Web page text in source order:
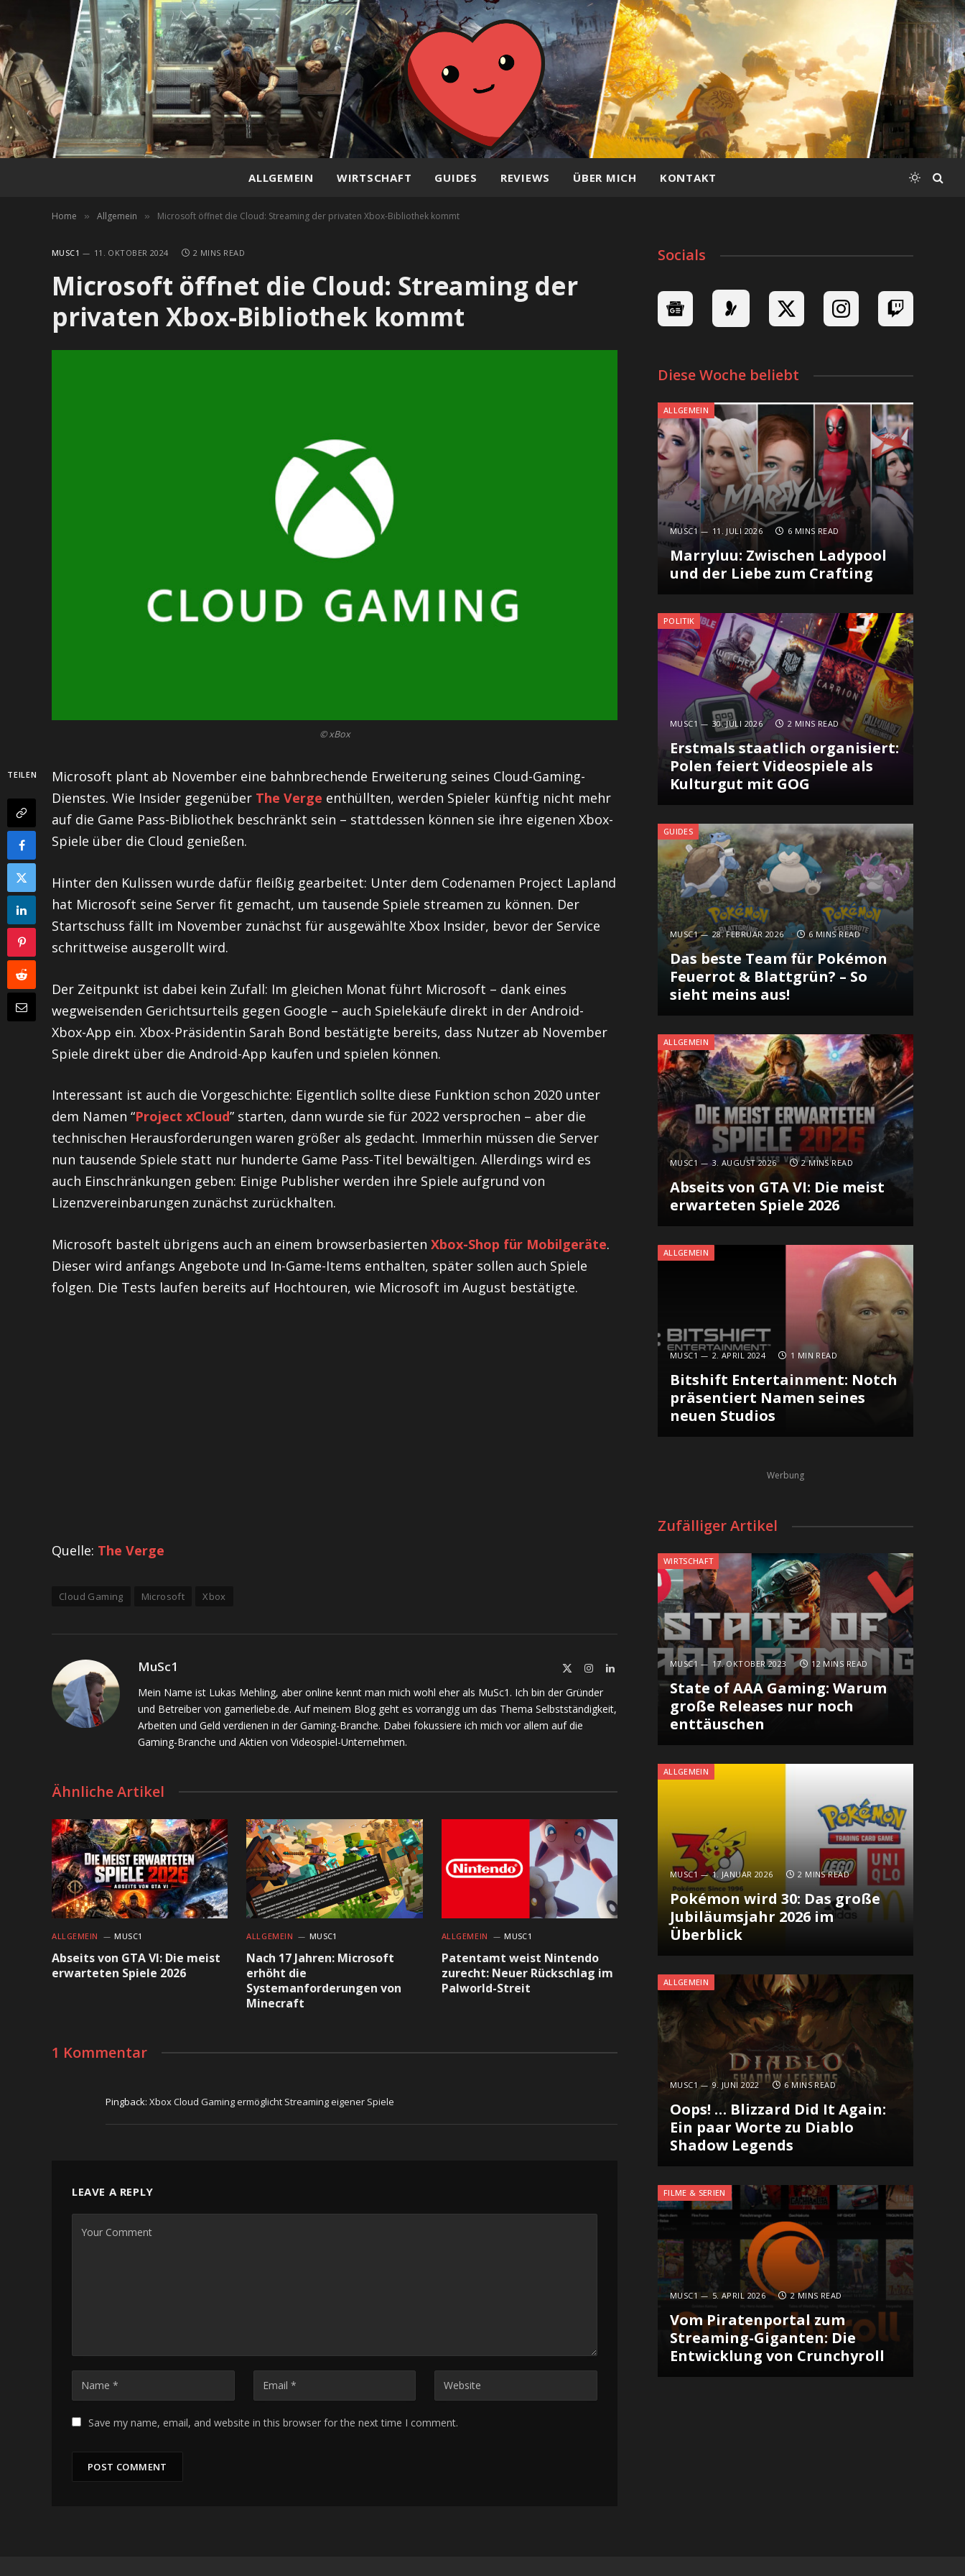
ALLGEMEIN WIRTSCHAFT GUIDES REVIEWS ÜBER MICH KONTAKT
Home » Allgemein » Microsoft öffnet die Cloud: Streaming der privaten Xbox-Bibliothek kommt
MUSC1 11. OKTOBER 2024 2 MINS READ
Microsoft öffnet die Cloud: Streaming der
privaten Xbox-Bibliothek kommt
© xBox
TEILEN
Microsoft plant ab November eine bahnbrechende Erweiterung seines Cloud-Gaming-
Dienstes. Wie Insider gegenüber The Verge enthüllten, werden Spieler künftig nicht mehr
auf die Game Pass-Bibliothek beschränkt sein – stattdessen können sie ihre eigenen Xbox-
Spiele über die Cloud genießen.
Hinter den Kulissen wurde dafür fleißig gearbeitet: Unter dem Codenamen Project Lapland
hat Microsoft seine Server fit gemacht, um tausende Spiele streamen zu können. Der
Startschuss fällt im November zunächst für ausgewählte Xbox Insider, bevor der Service
schrittweise ausgerollt wird.
Der Zeitpunkt ist dabei kein Zufall: Im gleichen Monat führt Microsoft – dank eines
wegweisenden Gerichtsurteils gegen Google – auch Spielekäufe direkt in der Android-
Xbox-App ein. Xbox-Präsidentin Sarah Bond bestätigte bereits, dass Nutzer ab November
Spiele direkt über die Android-App kaufen und spielen können.
Interessant ist auch die Vorgeschichte: Eigentlich sollte diese Funktion schon 2020 unter
dem Namen “Project xCloud” starten, dann wurde sie für 2022 versprochen – aber die
technischen Herausforderungen waren größer als gedacht. Immerhin müssen die Server
nun tausende Spiele statt nur hunderte Game Pass-Titel bewältigen. Allerdings wird es
auch Einschränkungen geben: Einige Publisher werden ihre Spiele aufgrund von
Lizenzvereinbarungen zunächst zurückhalten.
Microsoft bastelt übrigens auch an einem browserbasierten Xbox-Shop für Mobilgeräte.
Dieser wird anfangs Angebote und In-Game-Items enthalten, später sollen auch Spiele
folgen. Die Tests laufen bereits auf Hochtouren, wie Microsoft im August bestätigte.
Quelle: The Verge
Cloud Gaming Microsoft Xbox
MuSc1 InstagramLinkedIn
Mein Name ist Lukas Mehling, aber online kennt man mich wohl eher als MuSc1. Ich bin der Gründer
und Betreiber von gamerliebe.de. Auf meinem Blog geht es vorrangig um das Thema Selbstständigkeit,
Arbeiten und Geld verdienen in der Gaming-Branche. Dabei fokussiere ich mich vor allem auf die
Gaming-Branche und Aktien von Videospiel-Unternehmen.
Ähnliche Artikel
ALLGEMEIN MUSC1
Abseits von GTA VI: Die meist
erwarteten Spiele 2026
ALLGEMEIN MUSC1
Nach 17 Jahren: Microsoft
erhöht die
Systemanforderungen von
Minecraft
ALLGEMEIN MUSC1
Patentamt weist Nintendo
zurecht: Neuer Rückschlag im
Palworld-Streit
1 Kommentar
Pingback: Xbox Cloud Gaming ermöglicht Streaming eigener Spiele
LEAVE A REPLY
Save my name, email, and website in this browser for the next time I comment.
Socials
Diese Woche beliebt
ALLGEMEIN
MUSC1 11. JULI 2026 6 MINS READ
Marryluu: Zwischen Ladypool
und der Liebe zum Crafting
POLITIK
MUSC1 30. JULI 2026 2 MINS READ
Erstmals staatlich organisiert:
Polen feiert Videospiele als
Kulturgut mit GOG
GUIDES
MUSC1 28. FEBRUAR 2026 6 MINS READ
Das beste Team für Pokémon
Feuerrot & Blattgrün? – So
sieht meins aus!
ALLGEMEIN
MUSC1 3. AUGUST 2026 2 MINS READ
Abseits von GTA VI: Die meist
erwarteten Spiele 2026
ALLGEMEIN
MUSC1 2. APRIL 2024 1 MIN READ
Bitshift Entertainment: Notch
präsentiert Namen seines
neuen Studios
Werbung
Zufälliger Artikel
WIRTSCHAFT
MUSC1 17. OKTOBER 2023 12 MINS READ
State of AAA Gaming: Warum
große Releases nur noch
enttäuschen
ALLGEMEIN
MUSC1 1. JANUAR 2026 2 MINS READ
Pokémon wird 30: Das große
Jubiläumsjahr 2026 im
Überblick
ALLGEMEIN
MUSC1 9. JUNI 2022 6 MINS READ
Oops! … Blizzard Did It Again:
Ein paar Worte zu Diablo
Shadow Legends
FILME & SERIEN
MUSC1 5. APRIL 2026 2 MINS READ
Vom Piratenportal zum
Streaming-Giganten: Die
Entwicklung von Crunchyroll